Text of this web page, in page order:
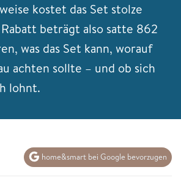
kostet das Set stolze
beträgt also satte 862
was das Set kann, worauf
achten sollte – und ob sich
lohnt.
home&smart bei Google bevorzugen